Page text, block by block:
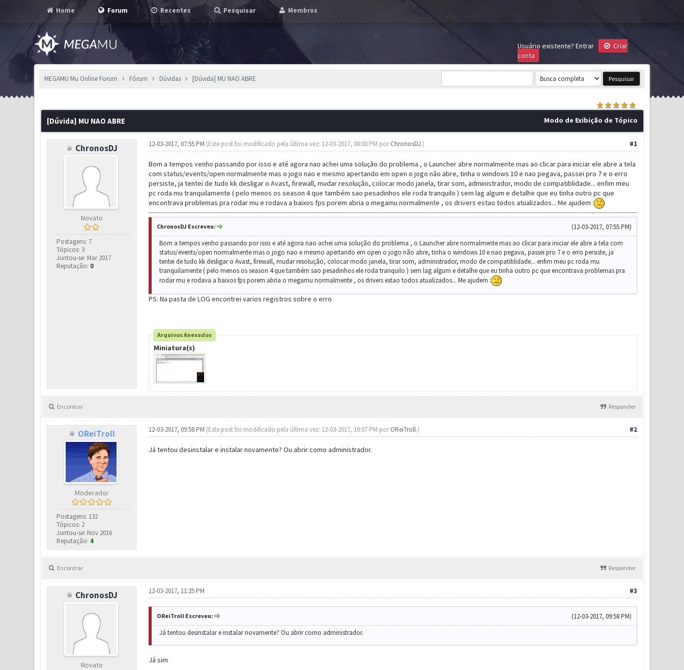
Home Forum Recentes Pesquisar Membros
Usuário existente? Entrar
Criar
conta
MEGAMU Mu Online Forum Fórum Dúvidas [Dúvida] MU NAO ABRE
Modo de Exibição de Tópico
[Dúvida] MU NAO ABRE
ChronosDJ
Novato
Postagens: 7
Tópicos: 3
Juntou-se: Mar 2017
Reputação: 0
#1
12-03-2017, 07:55 PM (Este post foi modificado pela última vez: 12-03-2017, 08:00 PM porChronosDJ.)
Bom a tempos venho passando por isso e até agora nao achei uma solução do problema , o Launcher abre normalmente mas ao clicar para iniciar ele abre a tela
com status/events/open normalmente mas o jogo nao e mesmo apertando em open o jogo não abre, tinha o windows 10 e nao pegava, passei pro 7 e o erro
persiste, ja tentei de tudo kk desligar o Avast, firewall, mudar resolução, colocar modo janela, tirar som, administrador, modo de compatiblidade... enfim meu
pc roda mu tranquilamente ( pelo menos os season 4 que também sao pesadinhos ele roda tranquilo ) sem lag algum e detalhe que eu tinha outro pc que
encontrava problemas pra rodar mu e rodava a baixos fps porem abria o megamu normalmente , os drivers estao todos atualizados... Me ajudem :
(12-03-2017, 07:55 PM)
ChronosDJ Escreveu:
Bom a tempos venho passando por isso e até agora nao achei uma solução do problema , o Launcher abre normalmente mas ao clicar para iniciar ele abre a tela com
status/events/open normalmente mas o jogo nao e mesmo apertando em open o jogo não abre, tinha o windows 10 e nao pegava, passei pro 7 e o erro persiste, ja
tentei de tudo kk desligar o Avast, firewall, mudar resolução, colocar modo janela, tirar som, administrador, modo de compatiblidade... enfim meu pc roda mu
tranquilamente ( pelo menos os season 4 que também sao pesadinhos ele roda tranquilo ) sem lag algum e detalhe que eu tinha outro pc que encontrava problemas pra
rodar mu e rodava a baixos fps porem abria o megamu normalmente , os drivers estao todos atualizados... Me ajudem :
PS: Na pasta de LOG encontrei varios registros sobre o erro
Arquivos Anexados
Miniatura(s)
Encontrar Responder
OReiTroll
Moderador
Postagens: 132
Tópicos: 2
Juntou-se: Nov 2016
Reputação: 4
#2
12-03-2017, 09:58 PM (Este post foi modificado pela última vez: 12-03-2017, 10:07 PM porOReiTroll.)
Já tentou desinstalar e instalar novamente? Ou abrir como administrador.
Encontrar Responder
ChronosDJ
Novato
#3
12-03-2017, 11:25 PM
(12-03-2017, 09:58 PM)
OReiTroll Escreveu:
Já tentou desinstalar e instalar novamente? Ou abrir como administrador.
Já sim